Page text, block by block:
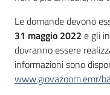
Le domande devono
31 maggio 2022 e gli
dovranno essere
informazioni sono
www.giovazoom.emr/